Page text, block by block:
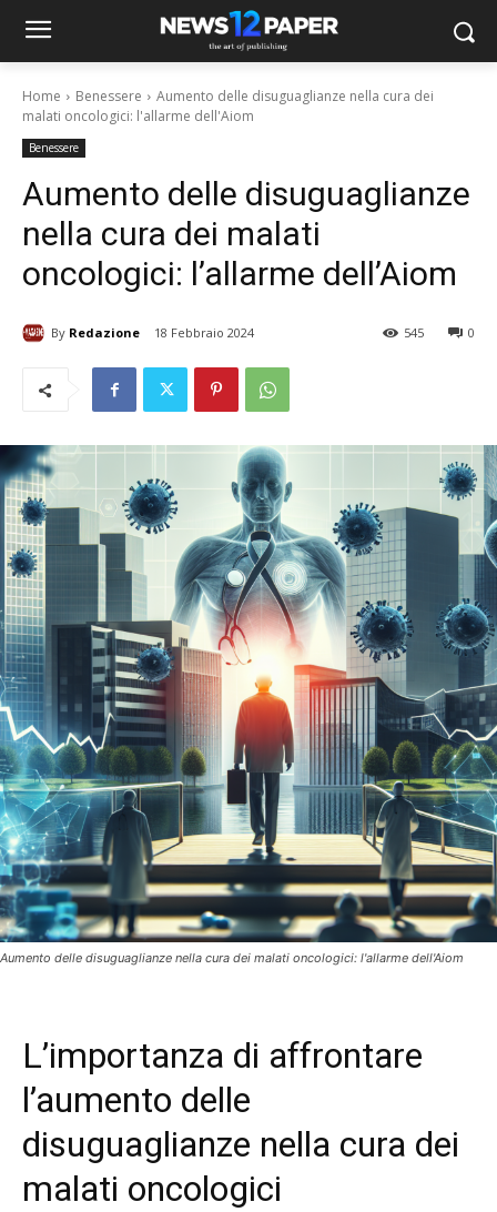
Home Benessere
Aumento delle disuguaglianze nella cura dei
malati oncologici: l'allarme dell'Aiom
Benessere
Aumento delle disuguaglianze
nella cura dei malati
oncologici: l’allarme dell’Aiom
By Redazione 18 Febbraio 2024 0
545
Aumento delle disuguaglianze nella cura dei malati oncologici: l'allarme dell'Aiom
L’importanza di affrontare
l’aumento delle
disuguaglianze nella cura dei
malati oncologici